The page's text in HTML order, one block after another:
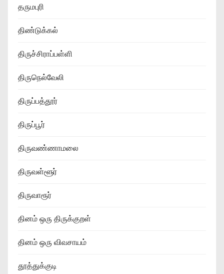
தருமபுரி
திண்டுக்கல்
திருச்சிராப்பள்ளி
திருநெல்வேலி
திருப்பத்தூர்
திருப்பூர்
திருவண்ணாமலை
திருவள்ளூர்
திருவாரூர்
தினம் ஒரு திருக்குறள்
தினம் ஒரு விவசாயம்
தூத்துக்குடி